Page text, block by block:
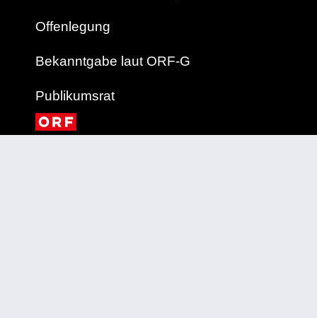
Offenlegung
Bekanntgabe laut ORF-G
Publikumsrat